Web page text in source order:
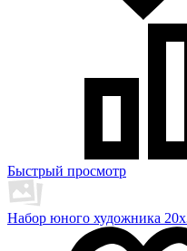
Быстрый просмотр
Набор юного художника